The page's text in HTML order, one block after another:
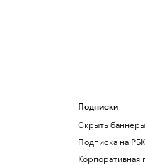
Подписки
Скрыть
Подписка на РБК
Корпоративная